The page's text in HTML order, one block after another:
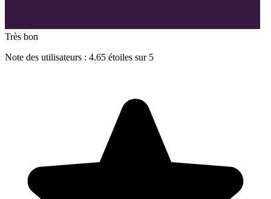
Très bon
Note des utilisateurs : 4.65 étoiles sur 5